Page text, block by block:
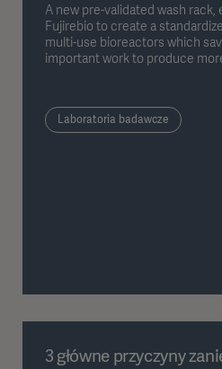
A new pre-validated wash
Fujirebio to create a
multi-use bioreactors which
important work to produce
Laboratoria badawcze
3 główne przyczyny